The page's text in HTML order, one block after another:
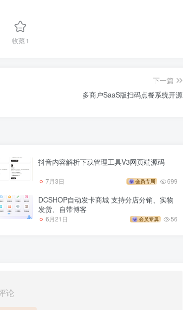
收藏1
下一篇
多商户SaaS版扫码点餐系统开源
抖音内容解析下载管理工具V3网页端源码
7月3日 会员专属 699
DCSHOP自动发卡商城 支持分店分销、实物
发货、自带博客
6月21日 会员专属 56
论